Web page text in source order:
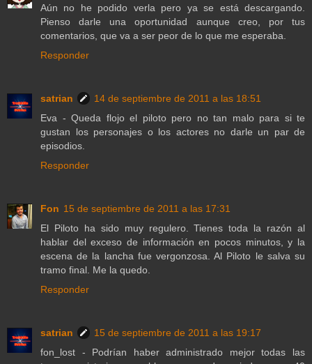
Aún no he podido verla pero ya se está descargando.
Pienso darle una oportunidad aunque creo, por tus
comentarios, que va a ser peor de lo que me esperaba.
Responder
satrian
14 de septiembre de 2011 a las 18:51
Eva - Queda flojo el piloto pero no tan malo para si te
gustan los personajes o los actores no darle un par de
episodios.
Responder
Fon 15 de septiembre de 2011 a las 17:31
El Piloto ha sido muy regulero. Tienes toda la razón al
hablar del exceso de información en pocos minutos, y la
escena de la lancha fue vergonzosa. Al Piloto le salva su
tramo final. Me la quedo.
Responder
satrian
15 de septiembre de 2011 a las 19:17
fon_lost - Podrían haber administrado mejor todas las